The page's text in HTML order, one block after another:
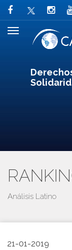
Análisis Latino
21-01-2019